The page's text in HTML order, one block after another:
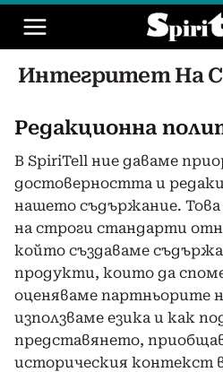
Към
съдържанието
Интегритет На
Редакционна
В SpiriTell ние даваме
достоверността и
нашето съдържание. Това
на строги стандарти
който създаваме
продукти, които да
оценяваме партньорите
използваме езика и как
представянето,
историческия контекст